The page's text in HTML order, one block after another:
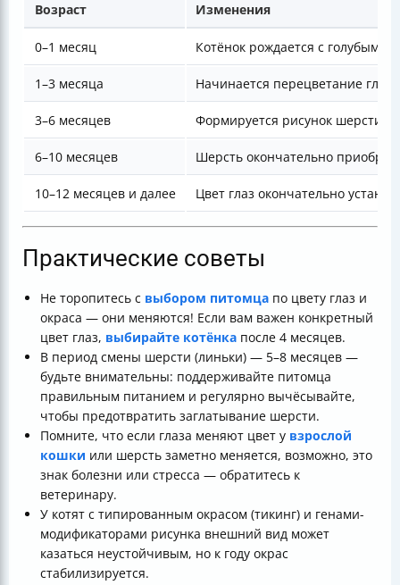
Возраст Изменения
0–1 месяц Котёнок рождается с голубыми
1–3 месяца Начинается перецветание
3–6 месяцев Формируется рисунок шерсти;
6–10 месяцев Шерсть окончательно
10–12 месяцев и далее Цвет глаз окончательно
Практические советы
Не торопитесь с выбором питомца по цвету глаз и
окраса — они меняются! Если вам важен конкретный
цвет глаз, выбирайте котёнка после 4 месяцев.
В период смены шерсти (линьки) — 5–8 месяцев —
будьте внимательны: поддерживайте питомца
правильным питанием и регулярно вычёсывайте,
чтобы предотвратить заглатывание шерсти.
Помните, что если глаза меняют цвет у взрослой
кошки или шерсть заметно меняется, возможно, это
знак болезни или стресса — обратитесь к
ветеринару.
У котят с типированным окрасом (тикинг) и генами-
модификаторами рисунка внешний вид может
казаться неустойчивым, но к году окрас
стабилизируется.